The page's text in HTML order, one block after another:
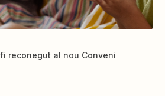
reconegut al nou Conveni